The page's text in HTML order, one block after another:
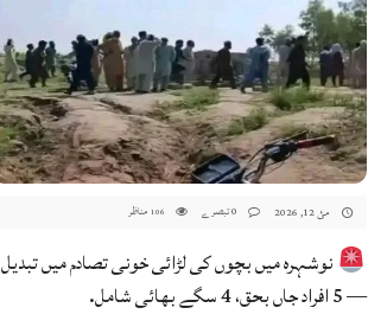
مئ 12, 2026 106 مناظر
نوشہرہ میں بچوں کی لڑائی خونی تصادم میں تبدیل
— 5 افراد جاں بحق، 4 سگے بھائی شامل.